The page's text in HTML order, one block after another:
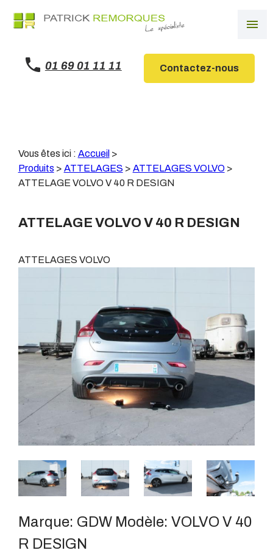
menu
01 69 01 11 11 Contactez-nous
Vous êtes ici : Accueil >
Produits > ATTELAGES > ATTELAGES VOLVO>
ATTELAGE VOLVO V 40 R DESIGN
ATTELAGE VOLVO V 40 R DESIGN
ATTELAGES VOLVO
Marque: GDW Modèle: VOLVO V 40
R DESIGN